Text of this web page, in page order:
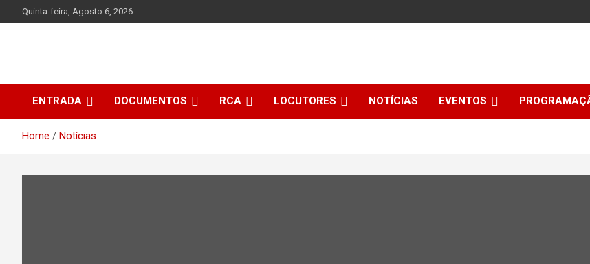
to
Quinta-feira, Agosto 6, 2026
ENTRADA DOCUMENTOS RCA LOCUTORES NOTÍCIAS EVENTOS
Home Notícias